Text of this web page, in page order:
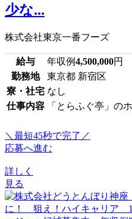
少な...
株式会社東京一番フーズ
給与 年収例4,500,000円
勤務地
東京都 新宿区
寮・社宅 なし
仕事内容
「とらふぐ亭」の
＼最短45秒で完了／
応募へ進む
詳しく
見る